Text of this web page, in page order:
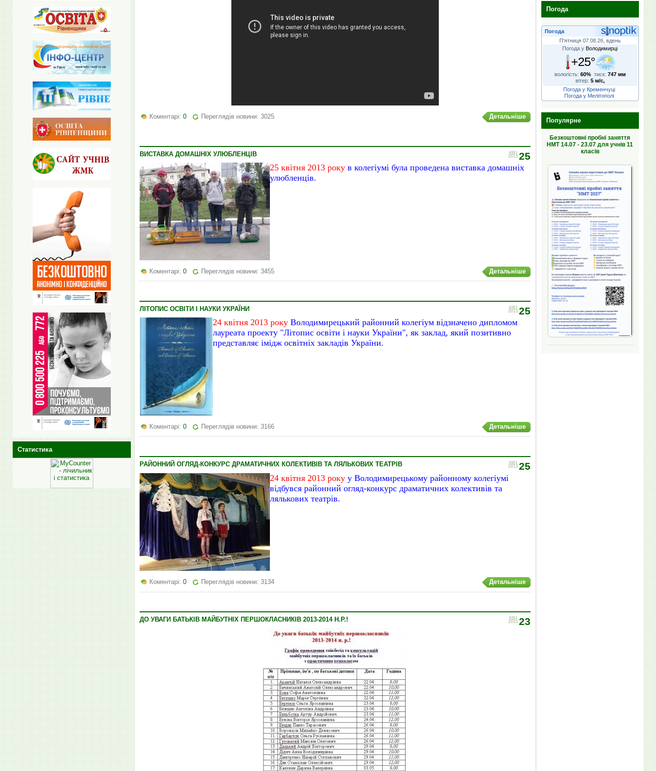
Детальніше
Коментарі: 0 Переглядів новини: 3025
25
КВІ
2013
ВИСТАВКА ДОМАШНІХ УЛЮБЛЕНЦІВ
25 квітня 2013 рокув колегіумі була проведена виставка домашніх
улюбленців.
Детальніше
Коментарі: 0 Переглядів новини: 3455
25
КВІ
2013
ЛІТОПИС ОСВІТИ І НАУКИ УКРАЇНИ
24 квітня 2013 рокуВолодимирецький районний колегіум відзначено дипломом
лауреата проекту "Літопис освіти і науки України", як заклад, який позитивно
представляє імідж освітніх закладів України.
Детальніше
Коментарі: 0 Переглядів новини: 3166
25
КВІ
2013
РАЙОННИЙ ОГЛЯД-КОНКУРС ДРАМАТИЧНИХ КОЛЕКТИВІВ ТА ЛЯЛЬКОВИХ ТЕАТРІВ
24 квітня 2013 рокуу Володимирецькому районному колегіумі
відбувся районний огляд-конкурс драматичних колективів та
лялькових театрів.
Детальніше
Коментарі: 0 Переглядів новини: 3134
23
КВІ
2013
ДО УВАГИ БАТЬКІВ МАЙБУТНІХ ПЕРШОКЛАСНИКІВ 2013-2014 Н.Р.!
Погода
Погода
П'ятниця 07.08.26, вдень
Погода у Володимирці
+25°
вологість: 60% тиск: 747 мм
вітер: 5 м/с,
Погода у Кременчуці
Погода у Мелітополі
Популярне
Безкоштовні пробні заняття
НМТ 14.07 - 23.07 для учнів 11
класів
Статистика